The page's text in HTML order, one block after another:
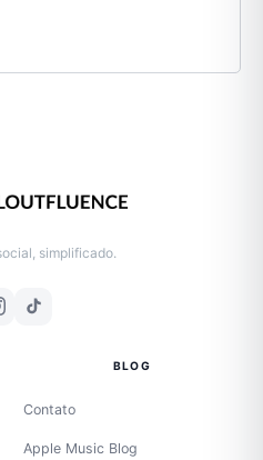
simplificado.
BLOG
Contato
Apple Music Blog